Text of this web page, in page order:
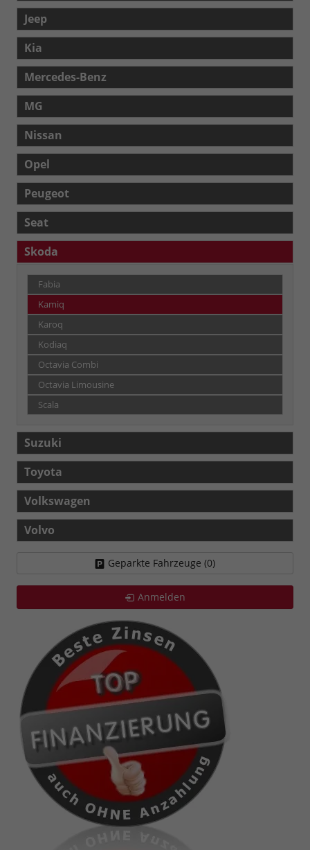
Jeep
Kia
Mercedes-Benz
MG
Nissan
Opel
Peugeot
Seat
Skoda
Fabia
Kamiq
Karoq
Kodiaq
Octavia Combi
Octavia Limousine
Scala
Suzuki
Toyota
Volkswagen
Volvo
Geparkte Fahrzeuge (0)
Anmelden